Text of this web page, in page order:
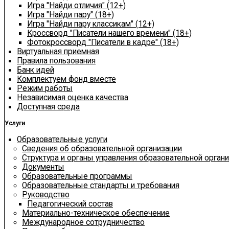
Игра "Найди отличия" (12+)
Игра "Найди пару" (18+)
Игра "Найди пару классикам" (12+)
Кроссворд "Писатели нашего времени" (18+)
Фотокроссворд "Писатели в кадре" (18+)
Виртуальная приемная
Правила пользования
Банк идей
Комплектуем фонд вместе
Режим работы
Независимая оценка качества
Доступная среда
Услуги
Образовательные услуги
Сведения об образовательной организации
Структура и органы управления образовательной
Документы
Образовательные программы
Образовательные стандарты и требования
Руководство
Педагогический состав
Материально-техническое обеспечение
Международное сотрудничество